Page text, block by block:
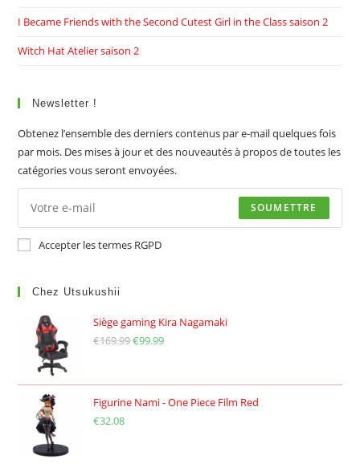
I Became Friends with the Second Cutest Girl in the Class saison 2
Witch Hat Atelier saison 2
Newsletter !
Obtenez l’ensemble des derniers contenus par e-mail quelques fois
par mois. Des mises à jour et des nouveautés à propos de toutes les
catégories vous seront envoyées.
SOUMETTRE
Accepter les termes RGPD
Chez Utsukushii
Siège gaming Kira Nagamaki
€169.99Le
était :
€99.99Le
est :
Figurine Nami - One Piece Film Red
€32.08